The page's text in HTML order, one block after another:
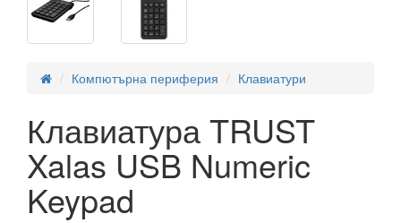
Компютърна периферия Клавиатури
Клавиатура TRUST
Xalas USB Numeric
Keypad